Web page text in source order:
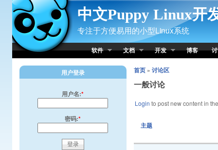
Skip to Content
中文Puppy Linux开
专注于方便易用的小型Linux系统
软件 文档 开发 博客
首页» 讨论区
一般讨论
Login to post new content in
主题
用户登录
用户名:*
密码:*